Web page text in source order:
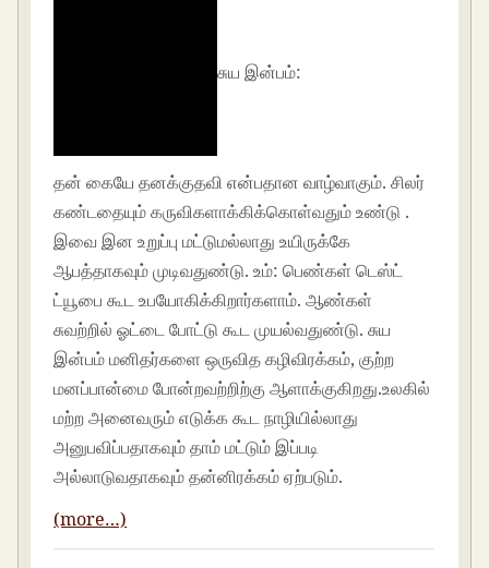
சுய இன்பம்:
தன் கையே தனக்குதவி என்பதான வாழ்வாகும். சிலர்
கண்டதையும் கருவிகளாக்கிக்கொள்வதும் உண்டு .
இவை இன உறுப்பு மட்டுமல்லாது உயிருக்கே
ஆபத்தாகவும் முடிவதுண்டு. உம்: பெண்கள் டெஸ்ட்
ட்யூபை கூட உபயோகிக்கிறார்களாம். ஆண்கள்
சுவற்றில் ஓட்டை போட்டு கூட முயல்வதுண்டு. சுய
இன்பம் மனிதர்களை ஒருவித கழிவிரக்கம், குற்ற
மனப்பான்மை போன்றவற்றிற்கு ஆளாக்குகிறது.உலகில்
மற்ற அனைவரும் எடுக்க கூட நாழியில்லாது
அனுபவிப்பதாகவும் தாம் மட்டும் இப்படி
அல்லாடுவதாகவும் தன்னிரக்கம் ஏற்படும்.
(more…)